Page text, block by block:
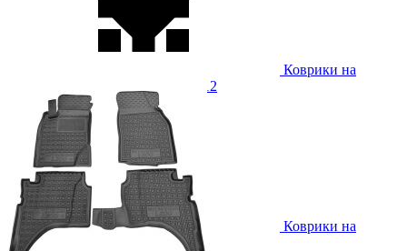
Коврики на
Mitsubishi Outlander XL 2007-2012
Коврики на
Mitsubishi Outlander 2012-